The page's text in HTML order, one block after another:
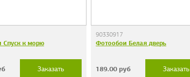
Спуск к морю
Заказать
90330917
Фотообои Белая дверь
189.00 руб Заказать